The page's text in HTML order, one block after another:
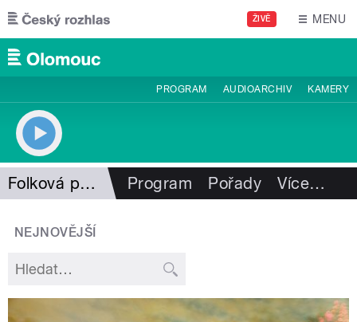
Přejít k hlavnímu obsahu
ŽIVĚ MENU
PROGRAM AUDIOARCHIV KAMERY
Folková pohlazení Program Pořady Více…
NEJNOVĚJŠÍ